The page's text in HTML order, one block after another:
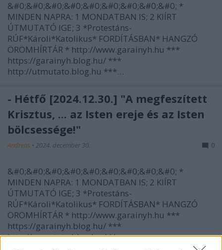
&#0;&#0;&#0;&#0;&#0;&#0;&#0;&#0;&#0; *
MINDEN NAPRA: 1 MONDATBAN IS; 2 KIÍRT
ÚTMUTATÓ IGE; 3 *Protestáns-
RÚF*Károli*Katolikus* FORDÍTÁSBAN* HANGZÓ
ÖRÖMHÍRTÁR * http://www.garainyh.hu ***
https://garainyh.blog.hu/ ***
http://utmutato.blog.hu ***…
- Hétfő [2024.12.30.] "A megfeszített
Krisztus, ... az Isten ereje és az Isten
bölcsessége!"
Andreas • 2024. december 30. 0
&#0;&#0;&#0;&#0;&#0;&#0;&#0;&#0;&#0; *
MINDEN NAPRA: 1 MONDATBAN IS; 2 KIÍRT
ÚTMUTATÓ IGE; 3 *Protestáns-
RÚF*Károli*Katolikus* FORDÍTÁSBAN* HANGZÓ
ÖRÖMHÍRTÁR * http://www.garainyh.hu ***
https://garainyh.blog.hu/ ***
http://utmutato.blog.hu ***…